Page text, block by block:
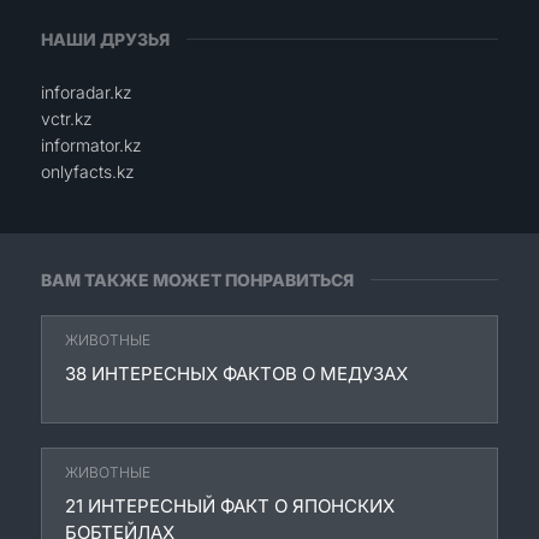
ВАМ ТАКЖЕ МОЖЕТ ПОНРАВИТЬСЯ
ЖИВОТНЫЕ
38 ИНТЕРЕСНЫХ ФАКТОВ О МЕДУЗАХ
ЖИВОТНЫЕ
21 ИНТЕРЕСНЫЙ ФАКТ О ЯПОНСКИХ
БОБТЕЙЛАХ
НАШИ ДРУЗЬЯ
inforadar.kz
vctr.kz
informator.kz
onlyfacts.kz